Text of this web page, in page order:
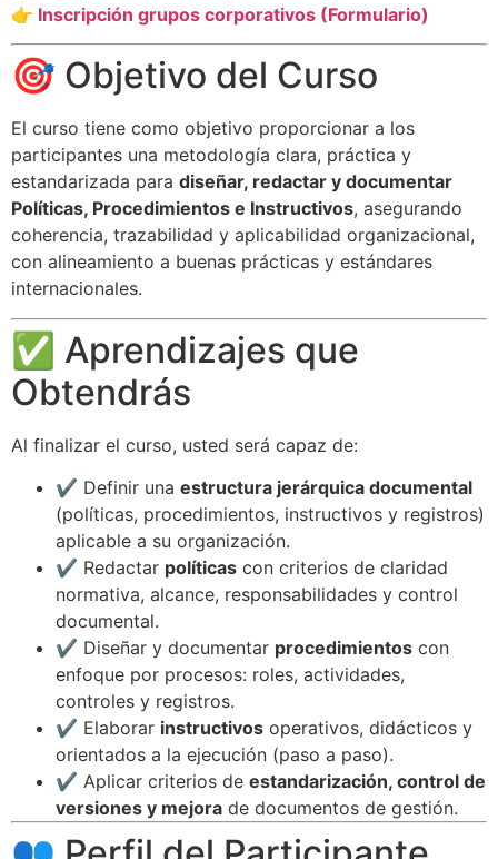
👉 Inscripción grupos corporativos (Formulario)
🎯 Objetivo del Curso
El curso tiene como objetivo proporcionar a los
participantes una metodología clara, práctica y
estandarizada para diseñar, redactar y documentar
Políticas, Procedimientos e Instructivos, asegurando
coherencia, trazabilidad y aplicabilidad organizacional,
con alineamiento a buenas prácticas y estándares
internacionales.
✅ Aprendizajes que
Obtendrás
Al finalizar el curso, usted será capaz de:
✔️ Definir una estructura jerárquica documental
(políticas, procedimientos, instructivos y registros)
aplicable a su organización.
✔️ Redactar políticas con criterios de claridad
normativa, alcance, responsabilidades y control
documental.
✔️ Diseñar y documentar procedimientos con
enfoque por procesos: roles, actividades,
controles y registros.
✔️ Elaborar instructivos operativos, didácticos y
orientados a la ejecución (paso a paso).
✔️ Aplicar criterios de estandarización, control de
versiones y mejora de documentos de gestión.